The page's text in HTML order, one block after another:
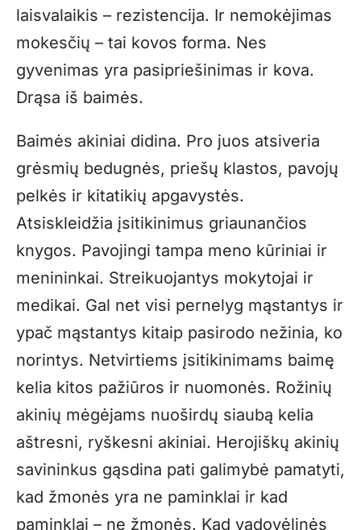
laisvalaikis – rezistencija. Ir nemokėjimas
mokesčių – tai kovos forma. Nes
gyvenimas yra pasipriešinimas ir kova.
Drąsa iš baimės.
Baimės akiniai didina. Pro juos atsiveria
grėsmių bedugnės, priešų klastos, pavojų
pelkės ir kitatikių apgavystės.
Atsiskleidžia įsitikinimus griaunančios
knygos. Pavojingi tampa meno kūriniai ir
menininkai. Streikuojantys mokytojai ir
medikai. Gal net visi pernelyg mąstantys ir
ypač mąstantys kitaip pasirodo nežinia, ko
norintys. Netvirtiems įsitikinimams baimę
kelia kitos pažiūros ir nuomonės. Rožinių
akinių mėgėjams nuoširdų siaubą kelia
aštresni, ryškesni akiniai. Herojiškų akinių
savininkus gąsdina pati galimybė pamatyti,
kad žmonės yra ne paminklai ir kad
paminklai – ne žmonės. Kad vadovėlinės